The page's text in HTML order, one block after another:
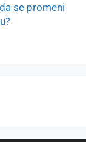
se promeni